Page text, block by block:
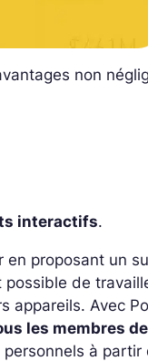
non
interactifs.
en proposant un
de
appareils. Avec
les membres
à partir